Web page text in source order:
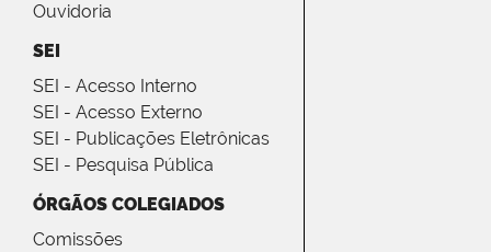
Ouvidoria
SEI
SEI - Acesso Interno
SEI - Acesso Externo
SEI - Publicações Eletrônicas
SEI - Pesquisa Pública
ÓRGÃOS COLEGIADOS
Comissões